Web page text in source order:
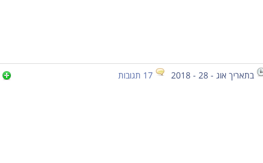
בתאריך אוג - 28 - 2018 17 תגובות